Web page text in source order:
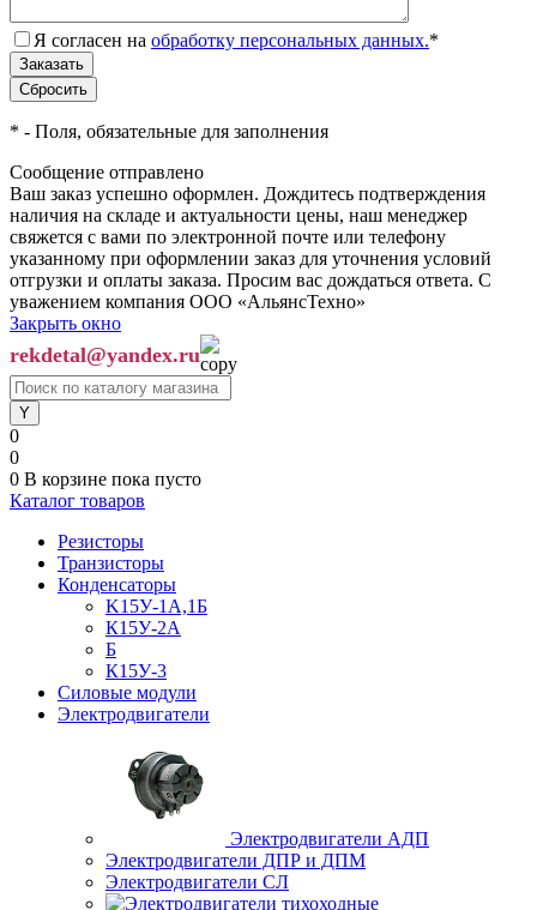
Я согласен на обработку персональных данных.*
* - Поля, обязательные для заполнения
Сообщение отправлено
Ваш заказ успешно оформлен. Дождитесь подтверждения
наличия на складе и актуальности цены, наш менеджер
свяжется с вами по электронной почте или телефону
указанному при оформлении заказ для уточнения условий
отгрузки и оплаты заказа. Просим вас дождаться ответа. С
уважением компания ООО «АльянсТехно»
Закрыть окно
rekdetal@yandex.ru
0
0
0 В корзине пока пусто
Каталог товаров
Резисторы
Транзисторы
Конденсаторы
K15У-1А,1Б
К15У-2А
Б
К15У-3
Силовые модули
Электродвигатели
Электродвигатели АДП
Электродвигатели ДПР и ДПМ
Электродвигатели СЛ